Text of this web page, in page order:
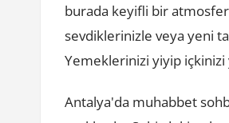
burada keyifli bir
sevdiklerinizle veya yeni
Yemeklerinizi yiyip
Antalya'da muhabbet